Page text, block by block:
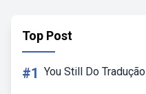
Top Post
#1 You Still Do Tradução